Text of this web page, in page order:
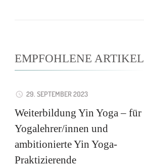
EMPFOHLENE ARTIKEL
29. SEPTEMBER 2023
Weiterbildung Yin Yoga – für
Yogalehrer/innen und
ambitionierte Yin Yoga-
Praktizierende